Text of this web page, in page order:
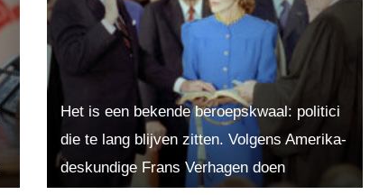
Het is een bekende beroepskwaal: politici
die te lang blijven zitten. Volgens Amerika-
deskundige Frans Verhagen doen